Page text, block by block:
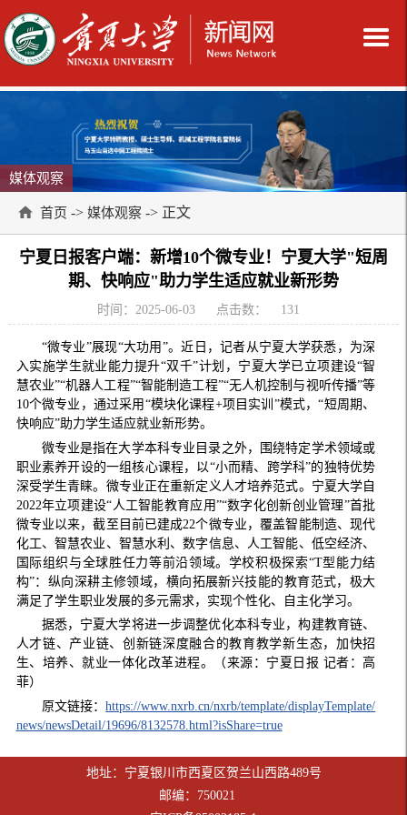
媒体观察
首页 -> 媒体观察 -> 正文
宁夏日报客户端：新增10个微专业！宁夏大学"短周
期、快响应"助力学生适应就业新形势
时间：2025-06-03 点击数： 131
“微专业”展现“大功用”。近日，记者从宁夏大学获悉，为深
入实施学生就业能力提升“双千”计划，宁夏大学已立项建设“智
慧农业”“机器人工程”“智能制造工程”“无人机控制与视听传播”等
10个微专业，通过采用“模块化课程+项目实训”模式，“短周期、
快响应”助力学生适应就业新形势。
微专业是指在大学本科专业目录之外，围绕特定学术领域或
职业素养开设的一组核心课程，以“小而精、跨学科”的独特优势
深受学生青睐。微专业正在重新定义人才培养范式。宁夏大学自
2022年立项建设“人工智能教育应用”“数字化创新创业管理”首批
微专业以来，截至目前已建成22个微专业，覆盖智能制造、现代
化工、智慧农业、智慧水利、数字信息、人工智能、低空经济、
国际组织与全球胜任力等前沿领域。学校积极探索“T型能力结
构”：纵向深耕主修领域，横向拓展新兴技能的教育范式，极大
满足了学生职业发展的多元需求，实现个性化、自主化学习。
据悉，宁夏大学将进一步调整优化本科专业，构建教育链、
人才链、产业链、创新链深度融合的教育教学新生态，加快招
生、培养、就业一体化改革进程。（来源：宁夏日报 记者：高
菲）
原文链接：https://www.nxrb.cn/nxrb/template/displayTemplate/
news/newsDetail/19696/8132578.html?isShare=true
地址：宁夏银川市西夏区贺兰山西路489号
邮编：750021